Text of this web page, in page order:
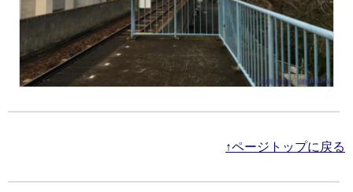
↑ページトップに戻る